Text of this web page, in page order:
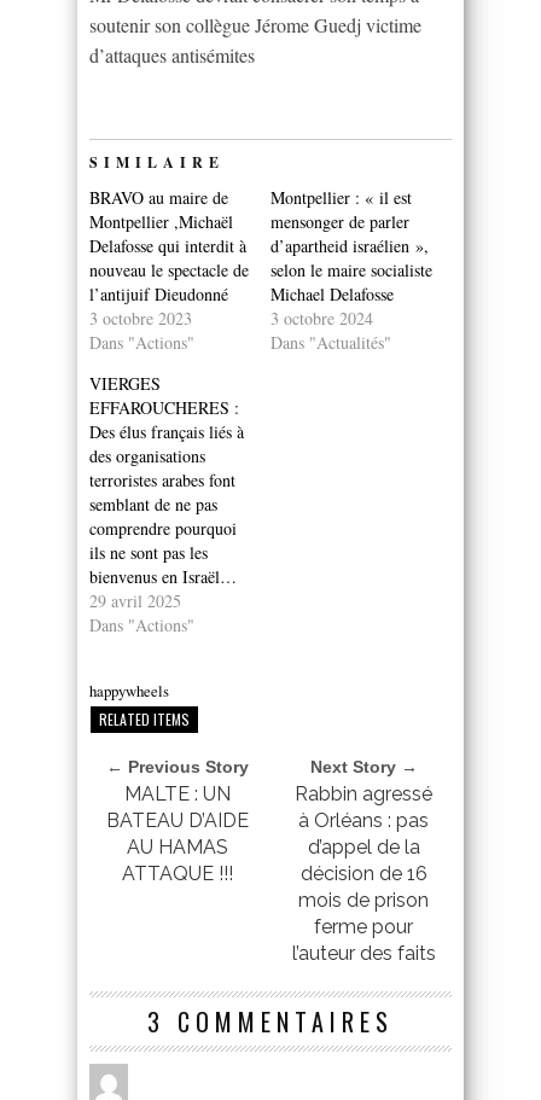
soutenir son collègue Jérome Guedj victime
d’attaques antisémites
SIMILAIRE
BRAVO au maire de
Montpellier ,Michaël
Delafosse qui interdit à
nouveau le spectacle de
l’antijuif Dieudonné
3 octobre 2023
Dans "Actions"
Montpellier : « il est
mensonger de parler
d’apartheid israélien »,
selon le maire socialiste
Michael Delafosse
3 octobre 2024
Dans "Actualités"
VIERGES
EFFAROUCHERES :
Des élus français liés à
des organisations
terroristes arabes font
semblant de ne pas
comprendre pourquoi
ils ne sont pas les
bienvenus en Israël…
29 avril 2025
Dans "Actions"
happywheels
RELATED ITEMS
← Previous Story
MALTE : UN
BATEAU D’AIDE
AU HAMAS
ATTAQUE !!!
Next Story →
Rabbin agressé
à Orléans : pas
d’appel de la
décision de 16
mois de prison
ferme pour
l’auteur des faits
3 COMMENTAIRES